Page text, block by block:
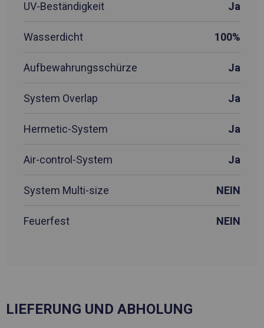
UV-Beständigkeit Ja
Wasserdicht 100%
Aufbewahrungsschürze Ja
System Overlap Ja
Hermetic-System Ja
Air-control-System Ja
System Multi-size NEIN
Feuerfest NEIN
LIEFERUNG UND ABHOLUNG